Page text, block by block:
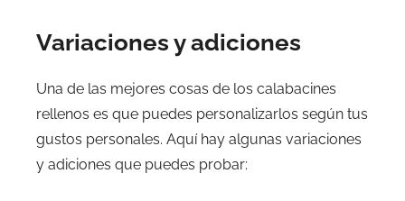
Variaciones y adiciones
Una de las mejores cosas de los calabacines
rellenos es que puedes personalizarlos según tus
gustos personales. Aquí hay algunas variaciones
y adiciones que puedes probar: